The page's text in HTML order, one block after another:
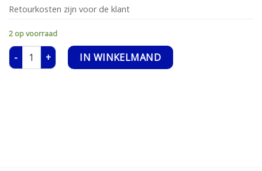
Retourkosten zijn voor de klant
2 op voorraad
Escape Room The Game - Escape Your House aantal
IN WINKELMAND